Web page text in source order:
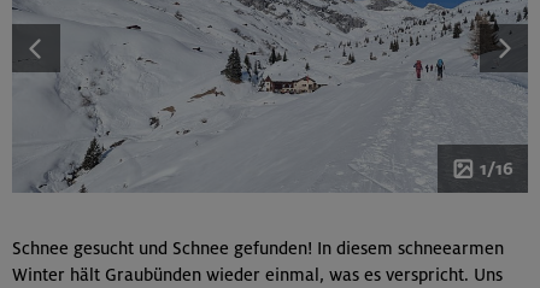
1/16
Schnee gesucht und Schnee gefunden! In diesem schneearmen
Winter hält Graubünden wieder einmal, was es verspricht. Uns